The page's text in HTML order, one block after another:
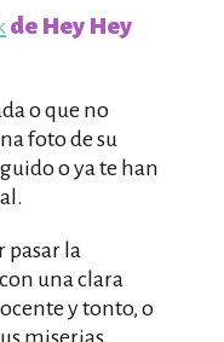
de Hey Hey
o que no
foto de su
o ya te han
pasar la
una clara
y tonto, o
miserias.